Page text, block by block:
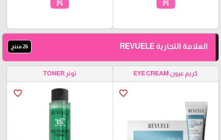
العلامة التجارية REVUELE 26 منتج
كريم عيون EYE CREAM
favorite_border
تونر TONER
favorite_border